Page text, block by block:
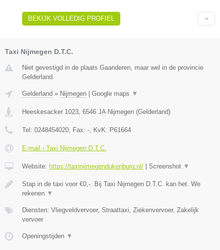
BEKIJK VOLLEDIG PROFIEL
Taxi Nijmegen D.T.C.
Niet gevestigd in de plaats Gaanderen, maar wel in de provincie
Gelderland.
Gelderland » Nijmegen Google maps ▼
Heeskesacker 1023, 6546 JA Nijmegen (Gelderland)
Tel: 0248454020, Fax: -, KvK: P61664
E-mail › Taxi Nijmegen D.T.C.
Website: https://taxinijmegendukenburg.nl/ Screenshot ▼
Stap in de taxi voor €0,-. Bij Taxi Nijmegen D.T.C. kan het. We
rekenen ▼
Diensten: Vliegveldvervoer, Straattaxi, Ziekenvervoer, Zakelijk
vervoer
Openingstijden ▼